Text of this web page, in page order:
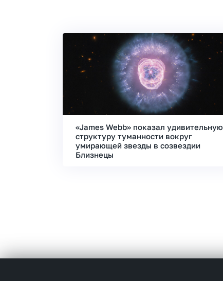
«James Webb» показал удивительную
структуру туманности вокруг
умирающей звезды в созвездии
Близнецы